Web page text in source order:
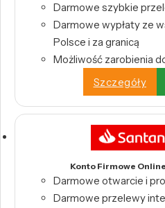
Darmowe szybkie
Darmowe wypłaty ze
Polsce i za granicą
Możliwość zarobienia
Szczegóły
Konto Firmowe
Darmowe otwarcie i
Darmowe przelewy